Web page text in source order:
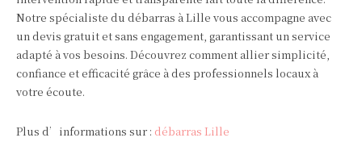
Notre spécialiste du débarras à Lille vous accompagne avec
un devis gratuit et sans engagement, garantissant un service
adapté à vos besoins. Découvrez comment allier simplicité,
confiance et efficacité grâce à des professionnels locaux à
votre écoute.
Plus d’informations sur : débarras Lille